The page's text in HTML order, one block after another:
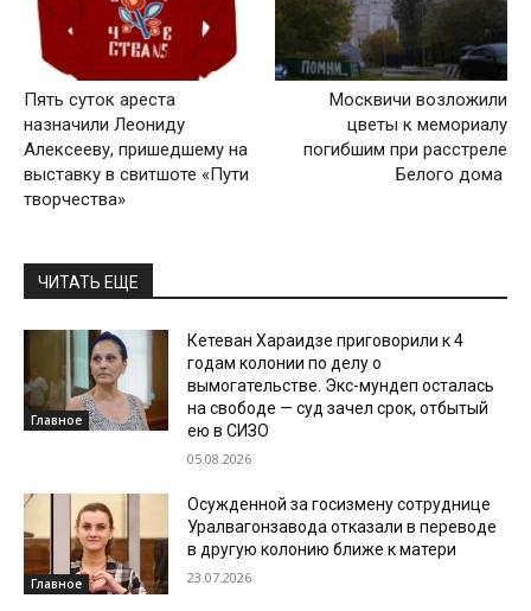
Пять суток ареста
назначили Леониду
Алексееву, пришедшему на
выставку в свитшоте «Пути
творчества»
Москвичи возложили
цветы к мемориалу
погибшим при расстреле
Белого дома
ЧИТАТЬ ЕЩЕ
Главное
Кетеван Хараидзе приговорили к 4
годам колонии по делу о
вымогательстве. Экс-мундеп осталась
на свободе — суд зачел срок, отбытый
ею в СИЗО
05.08.2026
Главное
Осужденной за госизмену сотруднице
Уралвагонзавода отказали в переводе
в другую колонию ближе к матери
23.07.2026